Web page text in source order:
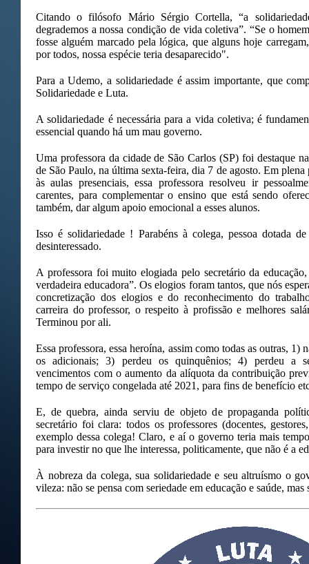
Citando o filósofo Mário Sérgio Cortella, “a
degrademos a nossa condição de vida coletiva”. “Se o
fosse alguém marcado pela lógica, que alguns hoje
por todos, nossa espécie teria desaparecido".
Para a Udemo, a solidariedade é assim importante, que
Solidariedade e Luta.
A solidariedade é necessária para a vida coletiva; é
essencial quando há um mau governo.
Uma professora da cidade de São Carlos (SP) foi destaque
de São Paulo, na última sexta-feira, dia 7 de agosto. Em
às aulas presenciais, essa professora resolveu ir
carentes, para complementar o ensino que está sendo
também, dar algum apoio emocional a esses alunos.
Isso é solidariedade ! Parabéns à colega, pessoa dotada
desinteressado.
A professora foi muito elogiada pelo secretário da
verdadeira educadora”. Os elogios foram tantos, que nós
concretização dos elogios e do reconhecimento do
carreira do professor, o respeito à profissão e melhores
Terminou por ali.
Essa professora, essa heroína, assim como todas as outras, 1)
os adicionais; 3) perdeu os quinquênios; 4) perdeu a
vencimentos com o aumento da alíquota da contribuição
tempo de serviço congelada até 2021, para fins de benefício
E, de quebra, ainda serviu de objeto de propaganda
secretário foi clara: todos os professores (docentes,
exemplo dessa colega! Claro, e aí o governo teria mais
para investir no que lhe interessa, politicamente, que não é a
À nobreza da colega, sua solidariedade e seu altruísmo o
vileza: não se pensa com seriedade em educação e saúde,